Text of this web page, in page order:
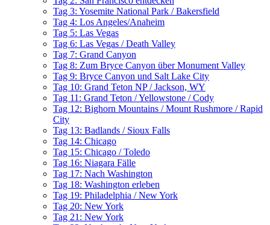
Tag 3: Yosemite National Park / Bakersfield
Tag 4: Los Angeles/Anaheim
Tag 5: Las Vegas
Tag 6: Las Vegas / Death Valley
Tag 7: Grand Canyon
Tag 8: Zum Bryce Canyon über Monument Valley
Tag 9: Bryce Canyon und Salt Lake City
Tag 10: Grand Teton NP / Jackson, WY
Tag 11: Grand Teton / Yellowstone / Cody
Tag 12: Bighorn Mountains / Mount Rushmore / Rapid
City
Tag 13: Badlands / Sioux Falls
Tag 14: Chicago
Tag 15: Chicago / Toledo
Tag 16: Niagara Fälle
Tag 17: Nach Washington
Tag 18: Washington erleben
Tag 19: Philadelphia / New York
Tag 20: New York
Tag 21: New York